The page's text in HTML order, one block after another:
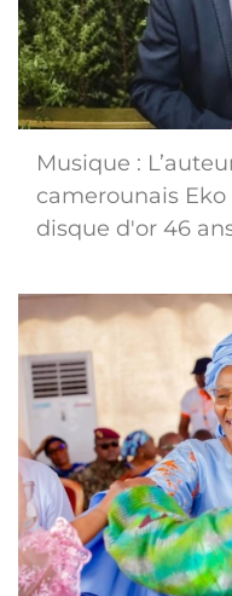
Musique :
camerounais
disque d'or 46